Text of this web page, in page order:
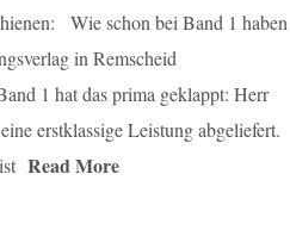
Wie schon bei Band 1 haben
in Remscheid
1 hat das prima geklappt: Herr
erstklassige Leistung abgeliefert.
Read More